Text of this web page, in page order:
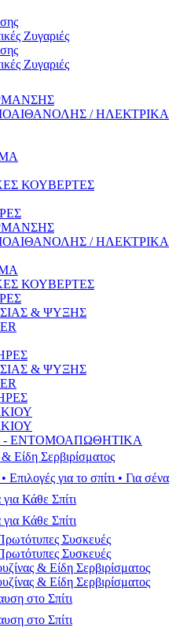
Ζυγαριές
Ζυγαριές
/ ΗΛΕΚΤΡΙΚΑ
ΚΟΥΒΕΡΤΕΣ
/ ΗΛΕΚΤΡΙΚΑ
ΚΟΥΒΕΡΤΕΣ
& ΨΥΞΗΣ
& ΨΥΞΗΣ
- ΕΝΤΟΜΟΑΠΩΘΗΤΙΚΑ
Σερβιρίσματος
για το σπίτι • Για σένα
Κάθε Σπίτι
Κάθε Σπίτι
Συσκευές
Συσκευές
& Είδη Σερβιρίσματος
& Είδη Σερβιρίσματος
στο Σπίτι
στο Σπίτι